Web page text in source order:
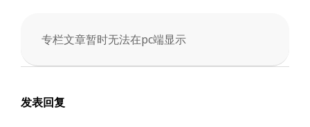
会
专栏文章暂时无法在pc端显示
2025-
11
发表回复